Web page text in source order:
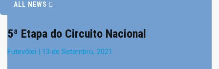
ALL NEWS
5ª Etapa do Circuito Nacional
Futevólei | 13 de Setembro, 2021